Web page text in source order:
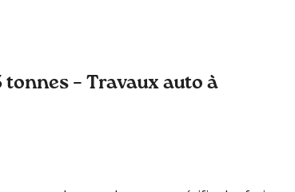
– Travaux auto à